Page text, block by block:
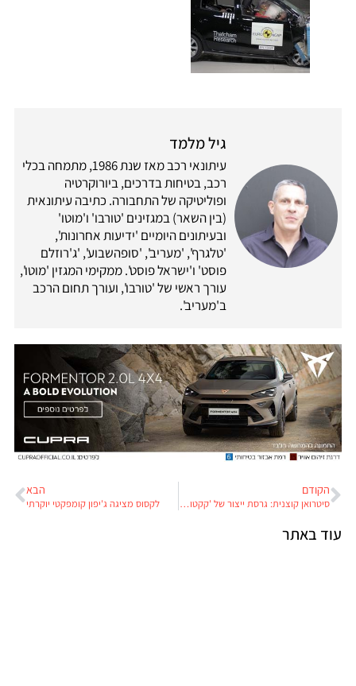
גיל מלמד
עיתונאי רכב מאז שנת 1986, מתמחה בכלי
רכב, בטיחות בדרכים, ביורוקרטיה
ופוליטיקה של התחבורה. כתיבה עיתונאית
(בין השאר) במגזינים 'טורבו' ו'מוטו'
ובעיתונים היומיים 'ידיעות אחרונות',
'טלגרף', 'מעריב', 'סופהשבוע', 'ג'רוזלם
פוסט' ו'ישראל פוסט'. ממקימי המגזין 'מוטו',
עורך ראשי של 'טורבו', ועורך תחום הרכב
ב'מעריב'.
הקודם
סיטרואן קוצנית: גרסת ייצור של 'קקטוס' תשווק כבר בשנה הבאה
הבא
לקסוס מציגה ג'יפון קומפקטי יוקרתי
עוד באתר